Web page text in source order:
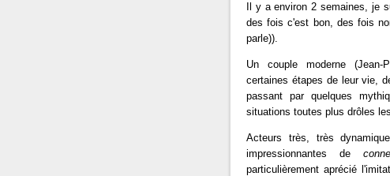
Il y a environ 2 semaines, je
des fois c'est bon, des fois
parle)).
Un couple moderne (Jean-
certaines étapes de leur vie,
passant par quelques
situations toutes plus drôles
Acteurs très, très
impressionnantes de
particulièrement aprécié